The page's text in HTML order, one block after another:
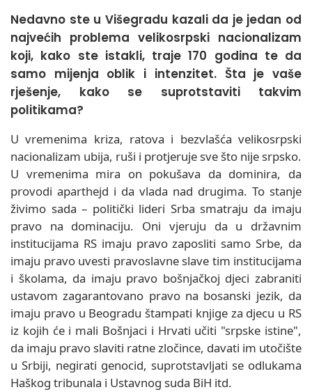
Nedavno ste u Višegradu kazali da je jedan od
najvećih problema velikosrpski nacionalizam
koji, kako ste istakli, traje 170 godina te da
samo mijenja oblik i intenzitet. Šta je vaše
rješenje, kako se suprotstaviti takvim
politikama?
U vremenima kriza, ratova i bezvlašća velikosrpski
nacionalizam ubija, ruši i protjeruje sve što nije srpsko.
U vremenima mira on pokušava da dominira, da
provodi aparthejd i da vlada nad drugima. To stanje
živimo sada – politički lideri Srba smatraju da imaju
pravo na dominaciju. Oni vjeruju da u državnim
institucijama RS imaju pravo zaposliti samo Srbe, da
imaju pravo uvesti pravoslavne slave tim institucijama
i školama, da imaju pravo bošnjačkoj djeci zabraniti
ustavom zagarantovano pravo na bosanski jezik, da
imaju pravo u Beogradu štampati knjige za djecu u RS
iz kojih će i mali Bošnjaci i Hrvati učiti "srpske istine",
da imaju pravo slaviti ratne zločince, davati im utočište
u Srbiji, negirati genocid, suprotstavljati se odlukama
Haškog tribunala i Ustavnog suda BiH itd.